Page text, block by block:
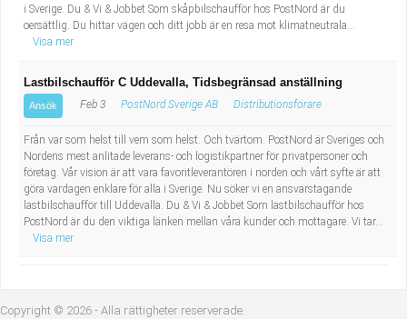
i Sverige. Du & Vi & Jobbet Som skåpbilschaufför hos PostNord är du
oersättlig. Du hittar vägen och ditt jobb är en resa mot klimatneutrala...
Visa mer
Lastbilschaufför C Uddevalla, Tidsbegränsad anställning
Ansök Feb 3 PostNord Sverige AB Distributionsförare
Från var som helst till vem som helst. Och tvärtom. PostNord är Sveriges och
Nordens mest anlitade leverans- och logistikpartner för privatpersoner och
företag. Vår vision är att vara favoritleverantören i norden och vårt syfte är att
göra vardagen enklare för alla i Sverige. Nu söker vi en ansvarstagande
lastbilschaufför till Uddevalla. Du & Vi & Jobbet Som lastbilschaufför hos
PostNord är du den viktiga länken mellan våra kunder och mottagare. Vi tar...
Visa mer
Copyright © 2026 - Alla rättigheter reserverade.